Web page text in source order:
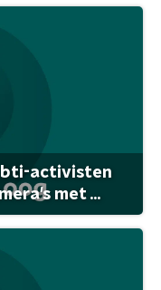
activisten
met ...